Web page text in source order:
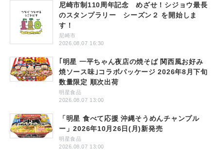
尼崎市制110周年記念 めざせ！シジョウ最長
のスタンプラリー シーズン２ を開始しま
す！
尼崎市
2026.08.07 16:30
｢明星 一平ちゃん夜店の焼そば 関西風お好み
焼ソース味｣コラボパッケージ 2026年8月下旬
数量限定 順次出荷
明星食品
2026.08.07 13:00
「明星 食べて応援 沖縄そうめんチャンプル
ー」2026年10月26日(月)新発売
明星食品
2026.08.07 13:00